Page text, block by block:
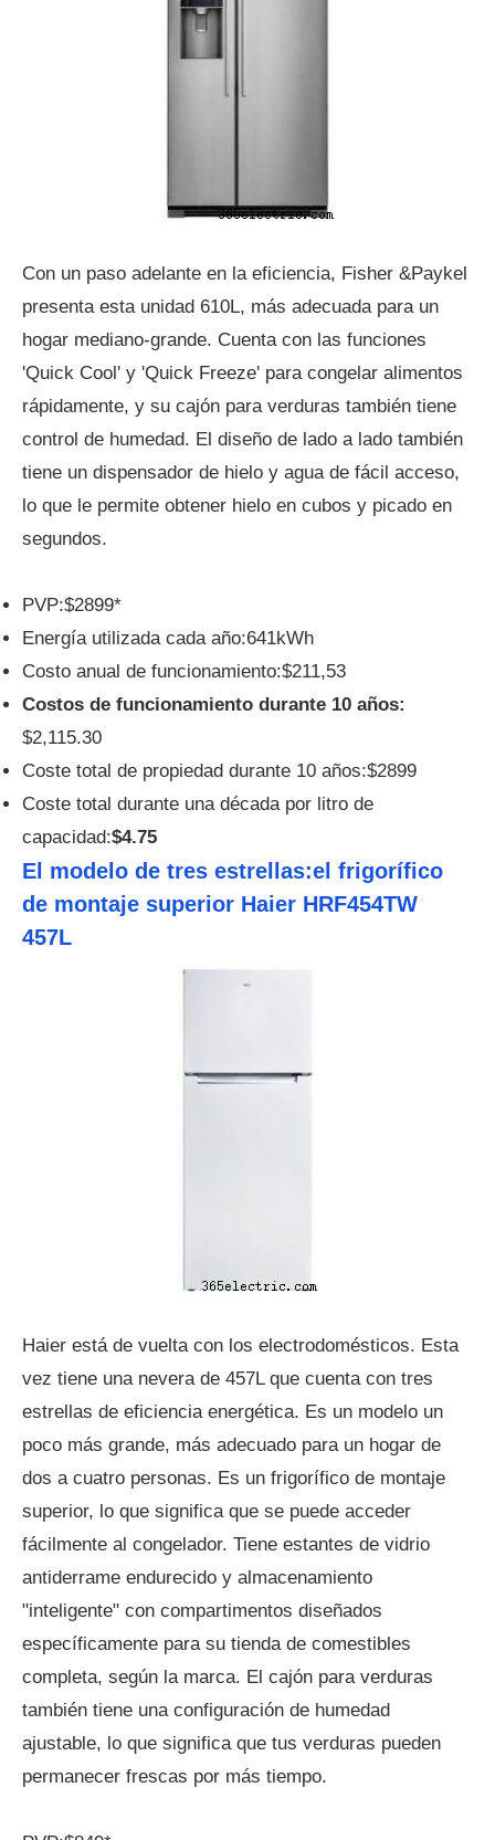
Con un paso adelante en la eficiencia, Fisher &Paykel
presenta esta unidad 610L, más adecuada para un
hogar mediano-grande. Cuenta con las funciones
'Quick Cool' y 'Quick Freeze' para congelar alimentos
rápidamente, y su cajón para verduras también tiene
control de humedad. El diseño de lado a lado también
tiene un dispensador de hielo y agua de fácil acceso,
lo que le permite obtener hielo en cubos y picado en
segundos.
PVP:$2899*
Energía utilizada cada año:641kWh
Costo anual de funcionamiento:$211,53
Costos de funcionamiento durante 10 años:
$2,115.30
Coste total de propiedad durante 10 años:$2899
Coste total durante una década por litro de
capacidad:$4.75
El modelo de tres estrellas:el frigorífico
de montaje superior Haier HRF454TW
457L
Haier está de vuelta con los electrodomésticos. Esta
vez tiene una nevera de 457L que cuenta con tres
estrellas de eficiencia energética. Es un modelo un
poco más grande, más adecuado para un hogar de
dos a cuatro personas. Es un frigorífico de montaje
superior, lo que significa que se puede acceder
fácilmente al congelador. Tiene estantes de vidrio
antiderrame endurecido y almacenamiento
"inteligente" con compartimentos diseñados
específicamente para su tienda de comestibles
completa, según la marca. El cajón para verduras
también tiene una configuración de humedad
ajustable, lo que significa que tus verduras pueden
permanecer frescas por más tiempo.